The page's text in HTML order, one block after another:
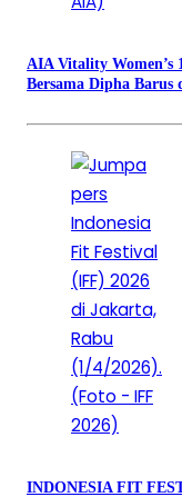
AIA Vitality Women’s
Bersama Dipha Barus
INDONESIA FIT